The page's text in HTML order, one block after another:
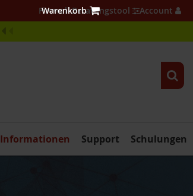
Firewall Beratungstool Account
Schulungen
Support
Informationen